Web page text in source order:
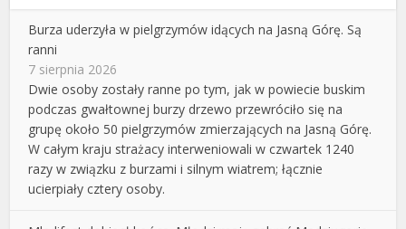
Burza uderzyła w pielgrzymów idących na Jasną Górę. Są
ranni
7 sierpnia 2026
Dwie osoby zostały ranne po tym, jak w powiecie buskim
podczas gwałtownej burzy drzewo przewróciło się na
grupę około 50 pielgrzymów zmierzających na Jasną Górę.
W całym kraju strażacy interweniowali w czwartek 1240
razy w związku z burzami i silnym wiatrem; łącznie
ucierpiały cztery osoby.